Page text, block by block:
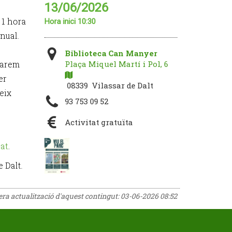
hora
Dalt.
13/06/2026
Hora inici 10:30
Biblioteca Can Manyer
Plaça Miquel Martí i Pol, 6
08339 Vilassar de Dalt
93 753 09 52
Activitat gratuïta
actualització d'aquest contingut:03-06-2026 08:52